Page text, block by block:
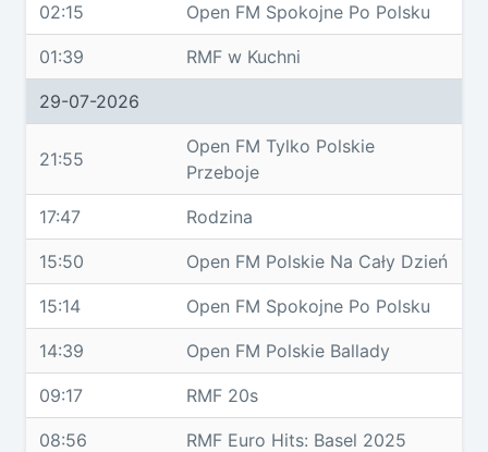
02:15 Open FM Spokojne Po Polsku
01:39 RMF w Kuchni
29-07-2026
21:55
Open FM Tylko Polskie
Przeboje
17:47 Rodzina
15:50 Open FM Polskie Na Cały Dzień
15:14 Open FM Spokojne Po Polsku
14:39 Open FM Polskie Ballady
09:17 RMF 20s
08:56 RMF Euro Hits: Basel 2025